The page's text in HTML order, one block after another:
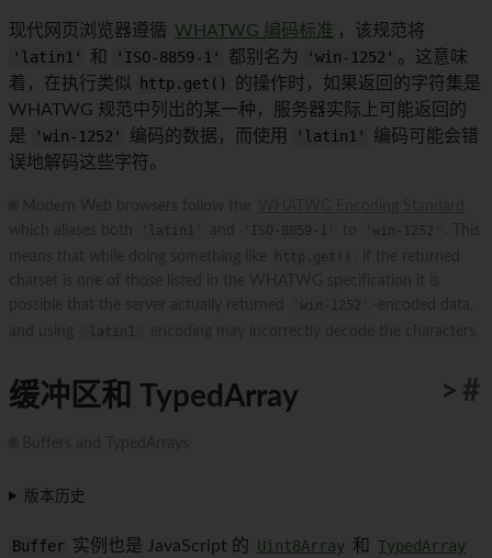
现代网页浏览器遵循 WHATWG 编码标准 ，该规范将
'latin1'
和 'ISO-8859-1' 都别名为 'win-1252' 。这意味
着，在执行类似
http.get()
的操作时，如果返回的字符集是
WHATWG 规范中列出的某一种，服务器实际上可能返回的
是
'win-1252' 编码的数据，而使用 'latin1'
编码可能会错
误地解码这些字符。
缓冲区和 TypedArray #
>
版本历史
Buffer 实例也是 JavaScript 的 Uint8Array 和
TypedArray